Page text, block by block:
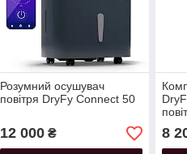
Розумний осушувач
повітря DryFy Connect 50
12 000₴ 8